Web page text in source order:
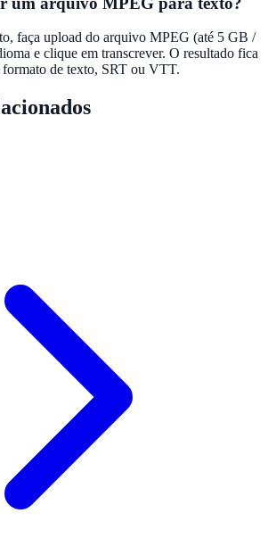
faça upload do arquivo MPEG (até 5 GB /
e clique em transcrever. O resultado fica
de texto, SRT ou VTT.